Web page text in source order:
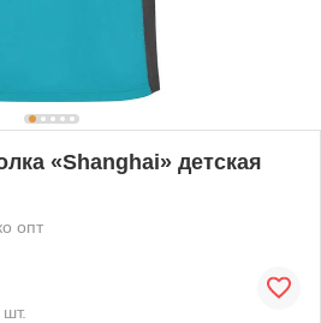
«Shanghai» детская
опт